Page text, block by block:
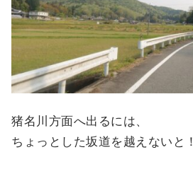
猪名川方面へ出るには、
ちょっとした坂道を越えないと！